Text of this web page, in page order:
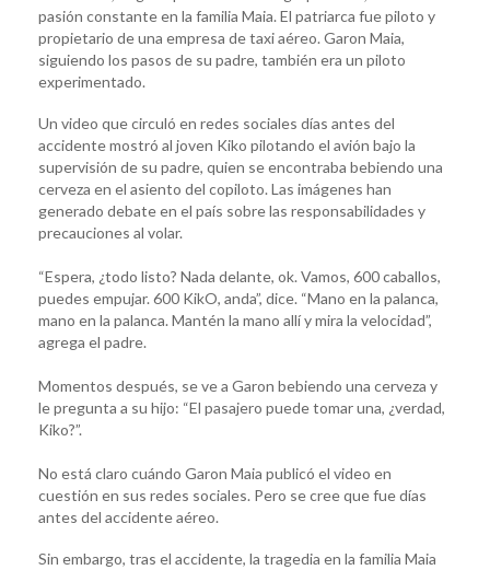
pasión constante en la familia Maia. El patriarca fue piloto y
propietario de una empresa de taxi aéreo. Garon Maia,
siguiendo los pasos de su padre, también era un piloto
experimentado.
Un video que circuló en redes sociales días antes del
accidente mostró al joven Kiko pilotando el avión bajo la
supervisión de su padre, quien se encontraba bebiendo una
cerveza en el asiento del copiloto. Las imágenes han
generado debate en el país sobre las responsabilidades y
precauciones al volar.
“Espera, ¿todo listo? Nada delante, ok. Vamos, 600 caballos,
puedes empujar. 600 KikO, anda”, dice. “Mano en la palanca,
mano en la palanca. Mantén la mano allí y mira la velocidad”,
agrega el padre.
Momentos después, se ve a Garon bebiendo una cerveza y
le pregunta a su hijo: “El pasajero puede tomar una, ¿verdad,
Kiko?”.
No está claro cuándo Garon Maia publicó el video en
cuestión en sus redes sociales. Pero se cree que fue días
antes del accidente aéreo.
Sin embargo, tras el accidente, la tragedia en la familia Maia